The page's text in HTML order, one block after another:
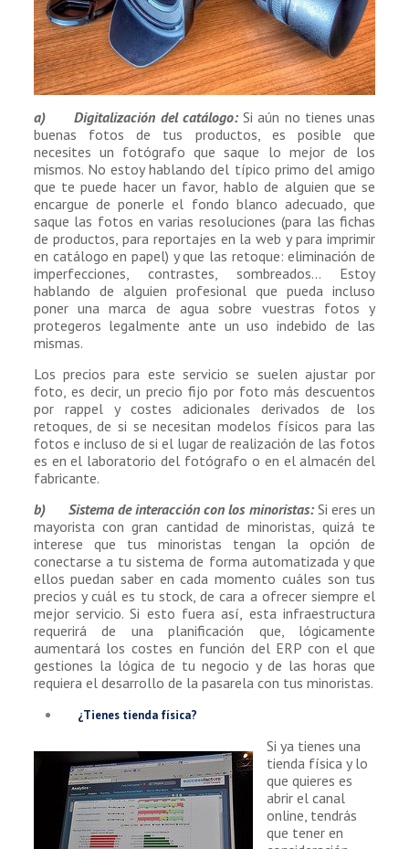
a) Digitalización del catálogo: Si aún no tienes unas
buenas fotos de tus productos, es posible que
necesites un fotógrafo que saque lo mejor de los
mismos. No estoy hablando del típico primo del amigo
que te puede hacer un favor, hablo de alguien que se
encargue de ponerle el fondo blanco adecuado, que
saque las fotos en varias resoluciones (para las fichas
de productos, para reportajes en la web y para imprimir
en catálogo en papel) y que las retoque: eliminación de
imperfecciones, contrastes, sombreados… Estoy
hablando de alguien profesional que pueda incluso
poner una marca de agua sobre vuestras fotos y
protegeros legalmente ante un uso indebido de las
mismas.
Los precios para este servicio se suelen ajustar por
foto, es decir, un precio fijo por foto más descuentos
por rappel y costes adicionales derivados de los
retoques, de si se necesitan modelos físicos para las
fotos e incluso de si el lugar de realización de las fotos
es en el laboratorio del fotógrafo o en el almacén del
fabricante.
b) Sistema de interacción con los minoristas:Si eres un
mayorista con gran cantidad de minoristas, quizá te
interese que tus minoristas tengan la opción de
conectarse a tu sistema de forma automatizada y que
ellos puedan saber en cada momento cuáles son tus
precios y cuál es tu stock, de cara a ofrecer siempre el
mejor servicio. Si esto fuera así, esta infraestructura
requerirá de una planificación que, lógicamente
aumentará los costes en función del ERP con el que
gestiones la lógica de tu negocio y de las horas que
requiera el desarrollo de la pasarela con tus minoristas.
¿Tienes tienda física?
Si ya tienes una
tienda física y lo
que quieres es
abrir el canal
online, tendrás
que tener en